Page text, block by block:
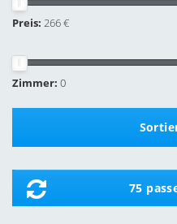
Preis: 266 €
Zimmer: 0
75